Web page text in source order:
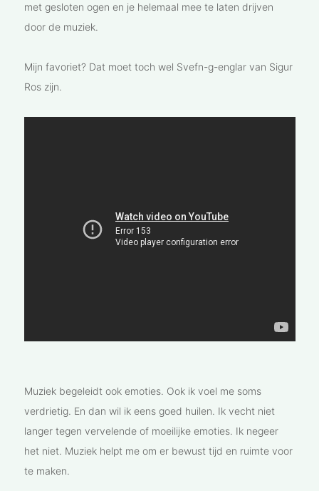
met gesloten ogen en je helemaal mee te laten drijven
door de muziek.
Mijn favoriet? Dat moet toch wel Svefn-g-englar van Sigur
Ros zijn.
Muziek begeleidt ook emoties. Ook ik voel me soms
verdrietig. En dan wil ik eens goed huilen. Ik vecht niet
langer tegen vervelende of moeilijke emoties. Ik negeer
het niet. Muziek helpt me om er bewust tijd en ruimte voor
te maken.